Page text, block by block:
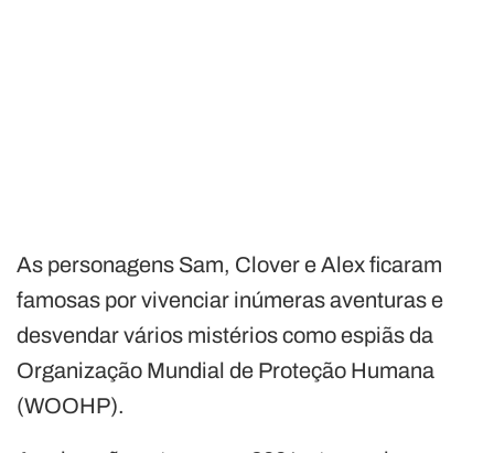
As personagens Sam, Clover e Alex ficaram
famosas por vivenciar inúmeras aventuras e
desvendar vários mistérios como espiãs da
Organização Mundial de Proteção Humana
(WOOHP).